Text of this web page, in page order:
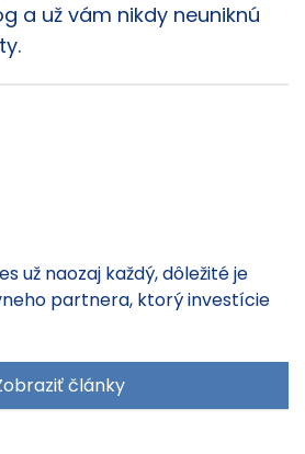
a už vám nikdy neuniknú
už naozaj každý, dôležité je
partnera, ktorý investície
články